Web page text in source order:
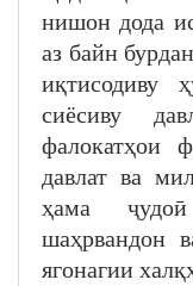
нишон дода
аз байн
иқтисодиву
сиёсиву
фалокатҳои
давлат ва
ҳама
шаҳрвандон
ягонагии